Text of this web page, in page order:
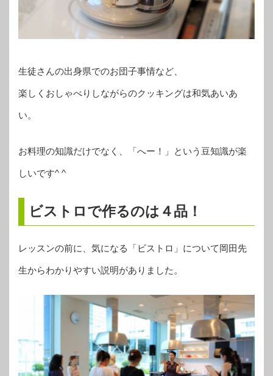
生徒さんの出身県でのお団子事情など、
楽しくおしゃべりしながらのクッキングは和気あいあ
い。
お料理の知識だけでなく、「へー！」という豆知識が楽
しいです^ ^
ビストロで作るのは４品！
レッスンの前に、気になる「ビストロ」について岡田先
生からわかりやすい説明がありました。